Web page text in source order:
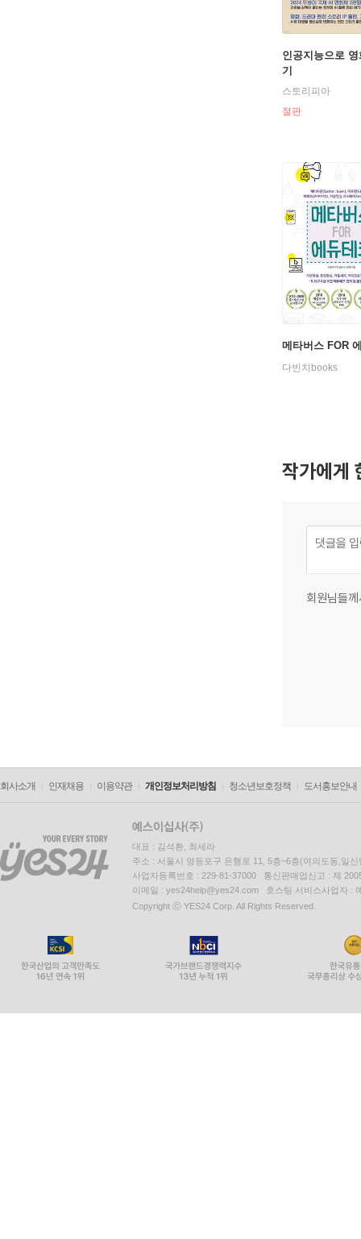
인공지능으로
기
스토리피아
절판
메타버스 FOR
다빈치books
작가에게
회원님들
회사소개 인재채용 이용약관 개인정보처리방침 청소년보호정책 도서홍보안내
대표 : 김석환, 최세라
주소 : 서울시 영등포구 은행로 11, 5층~6층(여의도동,일신
사업자등록번호 : 229-81-37000 통신판매업신고 : 제
이메일 : yes24help@yes24.com 호스팅 서비스사업자 :
Copyright ⓒ YES24 Corp. All Rights Reserved.